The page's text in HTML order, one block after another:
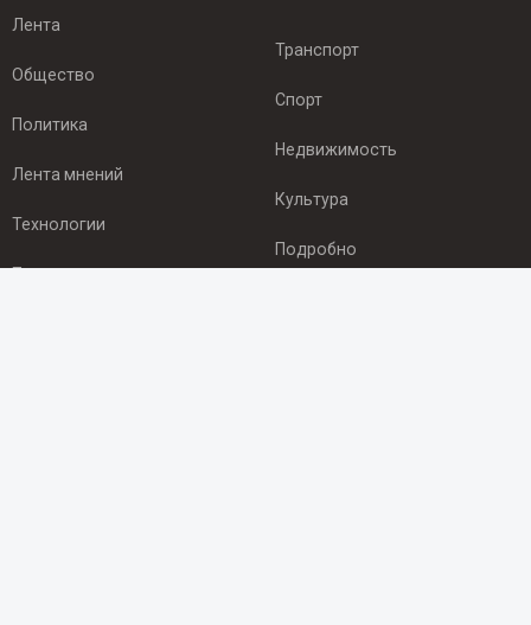
Лента
Общество
Политика
Лента мнений
Технологии
Происшествия
Транспорт
Спорт
Недвижимость
Культура
Подробно